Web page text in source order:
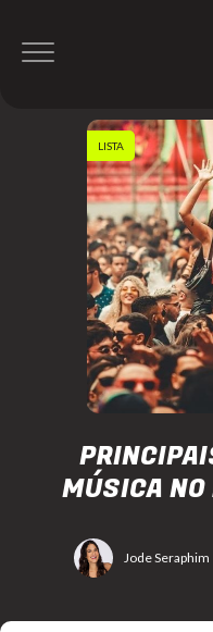
MÚSICA
Jode Seraphim
LISTA